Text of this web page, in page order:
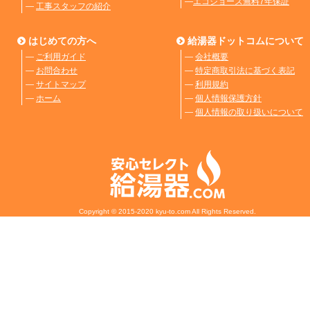
― 工事スタッフの紹介
はじめての方へ
― ご利用ガイド
― お問合わせ
― サイトマップ
― ホーム
給湯器ドットコムについて
― 会社概要
― 特定商取引法に基づく表記
― 利用規約
― 個人情報保護方針
― 個人情報の取り扱いについて
Copyright © 2015-2020 kyu-to.com All Rights Reserved.